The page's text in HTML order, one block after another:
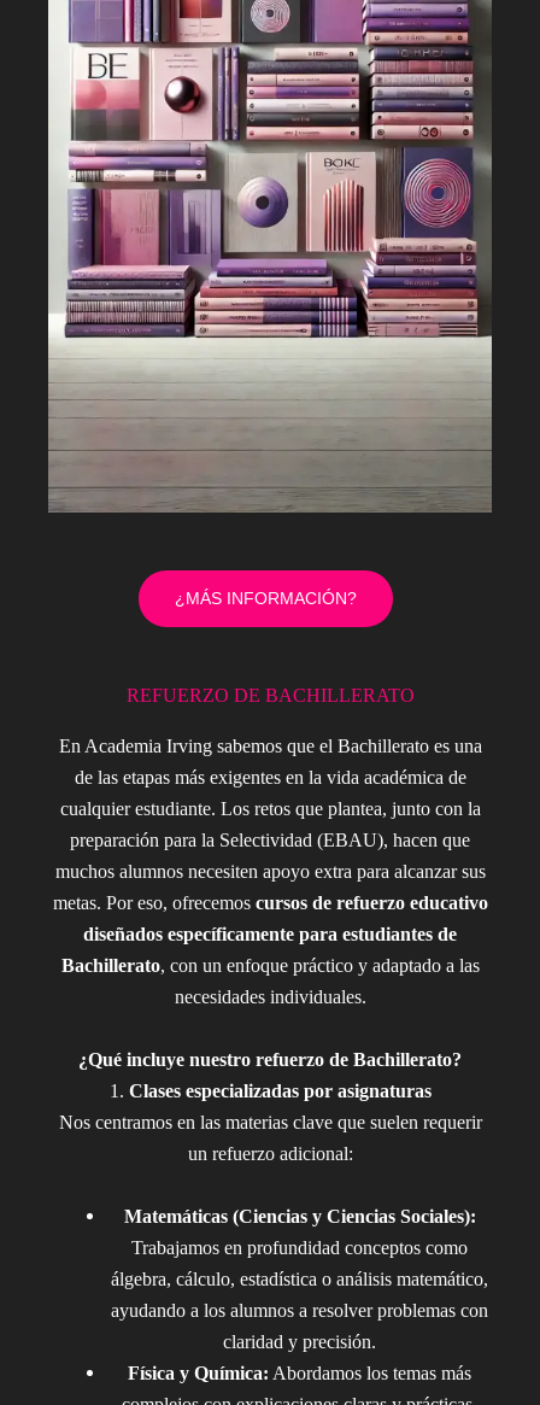
REFUERZO DE BACHILLERATO
En Academia Irving sabemos que el Bachillerato es una
de las etapas más exigentes en la vida académica de
cualquier estudiante. Los retos que plantea, junto con la
preparación para la Selectividad (EBAU), hacen que
muchos alumnos necesiten apoyo extra para alcanzar sus
metas. Por eso, ofrecemos cursos de refuerzo educativo
diseñados específicamente para estudiantes de
Bachillerato, con un enfoque práctico y adaptado a las
necesidades individuales.
¿Qué incluye nuestro refuerzo de Bachillerato?
1. Clases especializadas por asignaturas
Nos centramos en las materias clave que suelen requerir
un refuerzo adicional:
Matemáticas (Ciencias y Ciencias Sociales):
Trabajamos en profundidad conceptos como
álgebra, cálculo, estadística o análisis matemático,
ayudando a los alumnos a resolver problemas con
claridad y precisión.
Física y Química: Abordamos los temas más
¿MÁS INFORMACIÓN?